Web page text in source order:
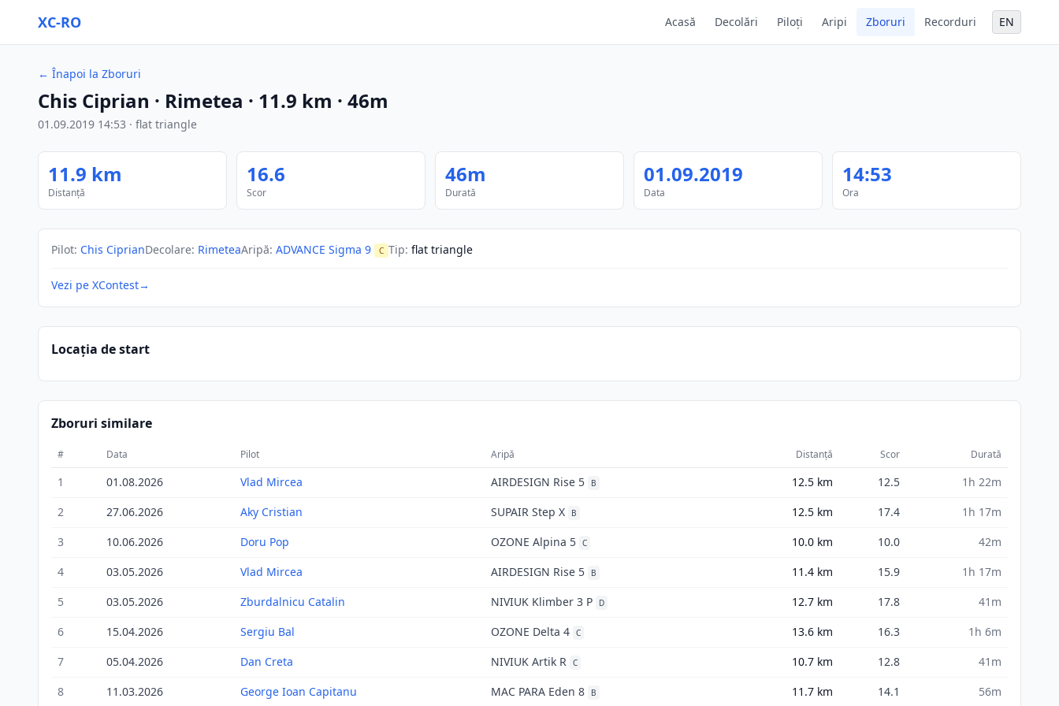
XC-RO Acasă Decolări Piloți Aripi Zboruri Recorduri EN
← Înapoi la Zboruri
Chis Ciprian · Rimetea · 11.9 km · 46m
01.09.2019 14:53 · flat triangle
11.9 km
Distanță
16.6
Scor
46m
Durată
01.09.2019
Data
14:53
Ora
Pilot: Chis CiprianDecolare: RimeteaAripă: ADVANCE Sigma 9 C Tip: flat triangle
Vezi pe XContest→
Locația de start
Zboruri similare
# Data Pilot Aripă Distanță Scor Durată
1 01.08.2026 Vlad Mircea AIRDESIGN Rise 5 B 12.5 km 12.5
1h 22m
2
27.06.2026 Aky Cristian SUPAIR Step X B 12.5 km 17.4
1h 17m
3
10.06.2026 Doru Pop OZONE Alpina 5 C 10.0 km 10.0
42m
4
03.05.2026 Vlad Mircea AIRDESIGN Rise 5 B 11.4 km 15.9
1h 17m
5
03.05.2026 Zburdalnicu Catalin NIVIUK Klimber 3 P D 12.7 km 17.8
41m
6
15.04.2026 Sergiu Bal OZONE Delta 4 C 13.6 km 16.3
1h 6m
7
05.04.2026 Dan Creta NIVIUK Artik R C 10.7 km 12.8
41m
8
11.03.2026 George Ioan Capitanu MAC PARA Eden 8 B 11.7 km 14.1 56m